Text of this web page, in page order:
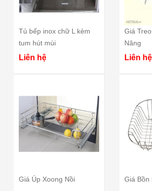
Tủ bếp inox chữ L kèm
tum hút mùi
Liên hệ
Giá
Năng
Liên hệ
Giá Úp Xoong Nồi Giá Bồn